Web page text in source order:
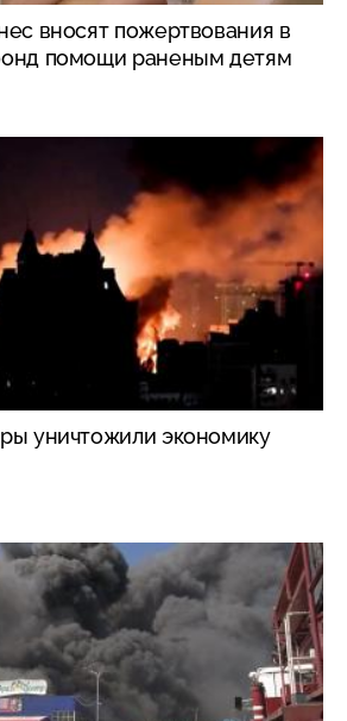
вносят пожертвования в
помощи раненым детям
уничтожили экономику